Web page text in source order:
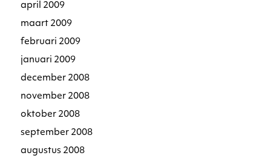
april 2009
maart 2009
februari 2009
januari 2009
december 2008
november 2008
oktober 2008
september 2008
augustus 2008